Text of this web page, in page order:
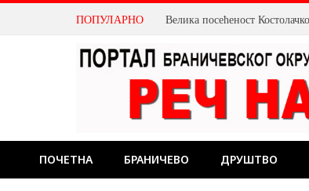
ПОПУЛАРНО
ПОЧЕТНА БРАНИЧЕВО ДРУШТВО